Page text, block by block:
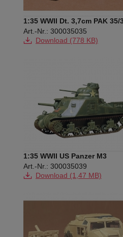
1:35 WWII Dt. 3,7cm PAK 35/
m. Fig.(4)
Art.-Nr.: 300035035
Download (778 KB)
1:35 WWII US Panzer M3
General Lee
Art.-Nr.: 300035039
Download (1,47 MB)